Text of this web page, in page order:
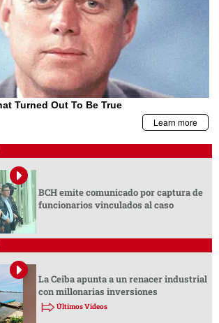
BCH emite comunicado por captura de
funcionarios vinculados al caso
La Ceiba apunta a un renacer industrial
con millonarias inversiones
Últimos Videos